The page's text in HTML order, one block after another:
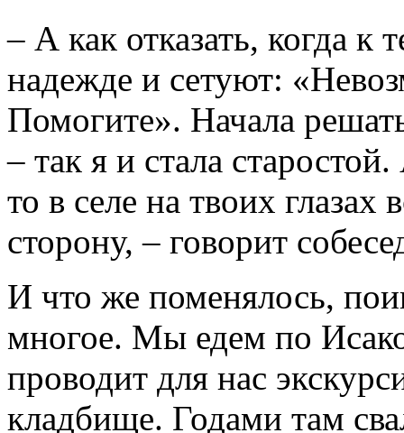
– А как отказать, когда к
надежде и сетуют:
Помогите». Начала
– так я и стала
то в селе на твоих
сторону, – говорит
И что же поменялось,
многое. Мы едем по
проводит для нас
кладбище. Годами там